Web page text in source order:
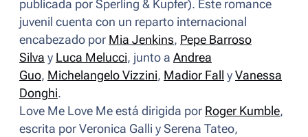
publicada por Sperling & Kupfer). Este romance
juvenil cuenta con un reparto internacional
encabezado por Mia Jenkins, Pepe Barroso
Silva y Luca Melucci, junto a Andrea
Guo, Michelangelo Vizzini, Madior Fall y Vanessa
Donghi.
Love Me Love Me está dirigida por Roger Kumble,
escrita por Veronica Galli y Serena Tateo,